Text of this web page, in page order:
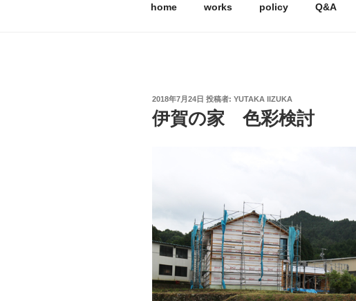
ではなく、屋根や中間領域から住まい全
home works policy Q&A
投
稿
日:
2018年7月24日 投稿者: YUTAKA IIZUKA
伊賀の家 色彩検討